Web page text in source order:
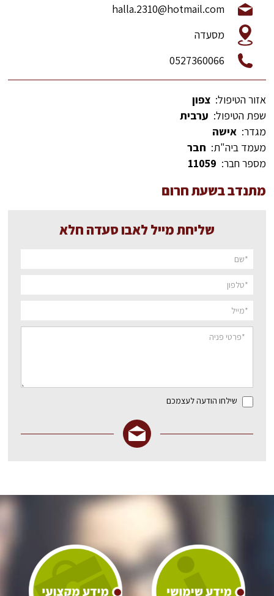
halla.2310@hotmail.com
מסעדה
0527360066
אזור הטיפול: צפון
שפת הטיפול: ערבית
מגדר: אישה
מעמד ביה"ת: חבר
מספר חבר: 11059
מתנדב בשעת חרום
שליחת מייל לאבו סעדה חלא
שילחו הודעה לעצמכם